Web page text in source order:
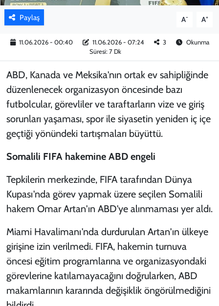
Paylaş A- A+
11.06.2026 - 00:40 11.06.2026 - 07:24 3
Okunma
Süresi: 7 Dk
ABD, Kanada ve Meksika'nın ortak ev sahipliğinde
düzenlenecek organizasyon öncesinde bazı
futbolcular, görevliler ve taraftarların vize ve giriş
sorunları yaşaması, spor ile siyasetin yeniden iç içe
geçtiği yönündeki tartışmaları büyüttü.
Somalili FIFA hakemine ABD engeli
Tepkilerin merkezinde, FIFA tarafından Dünya
Kupası'nda görev yapmak üzere seçilen Somalili
hakem Omar Artan'ın ABD'ye alınmaması yer aldı.
Miami Havalimanı'nda durdurulan Artan'ın ülkeye
girişine izin verilmedi. FIFA, hakemin turnuva
öncesi eğitim programlarına ve organizasyondaki
görevlerine katılamayacağını doğrularken, ABD
makamlarının kararında değişiklik öngörülmediğini